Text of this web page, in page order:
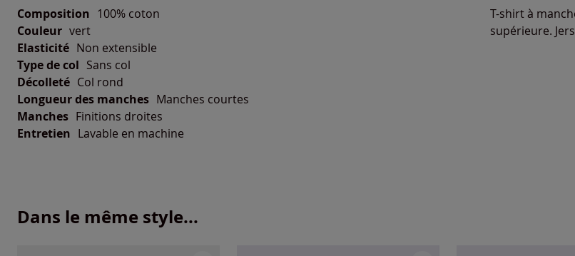
Composition 100% coton
Couleur vert
Elasticité Non extensible
Type de col Sans col
Décolleté Col rond
Longueur des manches Manches courtes
Manches Finitions droites
Entretien Lavable en machine
T-shirt à
supérieure.
Dans le même style...